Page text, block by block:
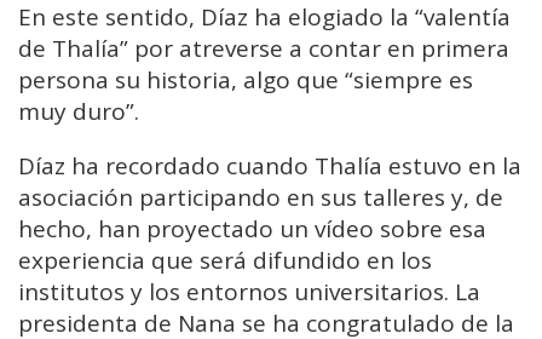
En este sentido, Díaz ha elogiado la “valentía
de Thalía” por atreverse a contar en primera
persona su historia, algo que “siempre es
muy duro”.
Díaz ha recordado cuando Thalía estuvo en la
asociación participando en sus talleres y, de
hecho, han proyectado un vídeo sobre esa
experiencia que será difundido en los
institutos y los entornos universitarios. La
presidenta de Nana se ha congratulado de la